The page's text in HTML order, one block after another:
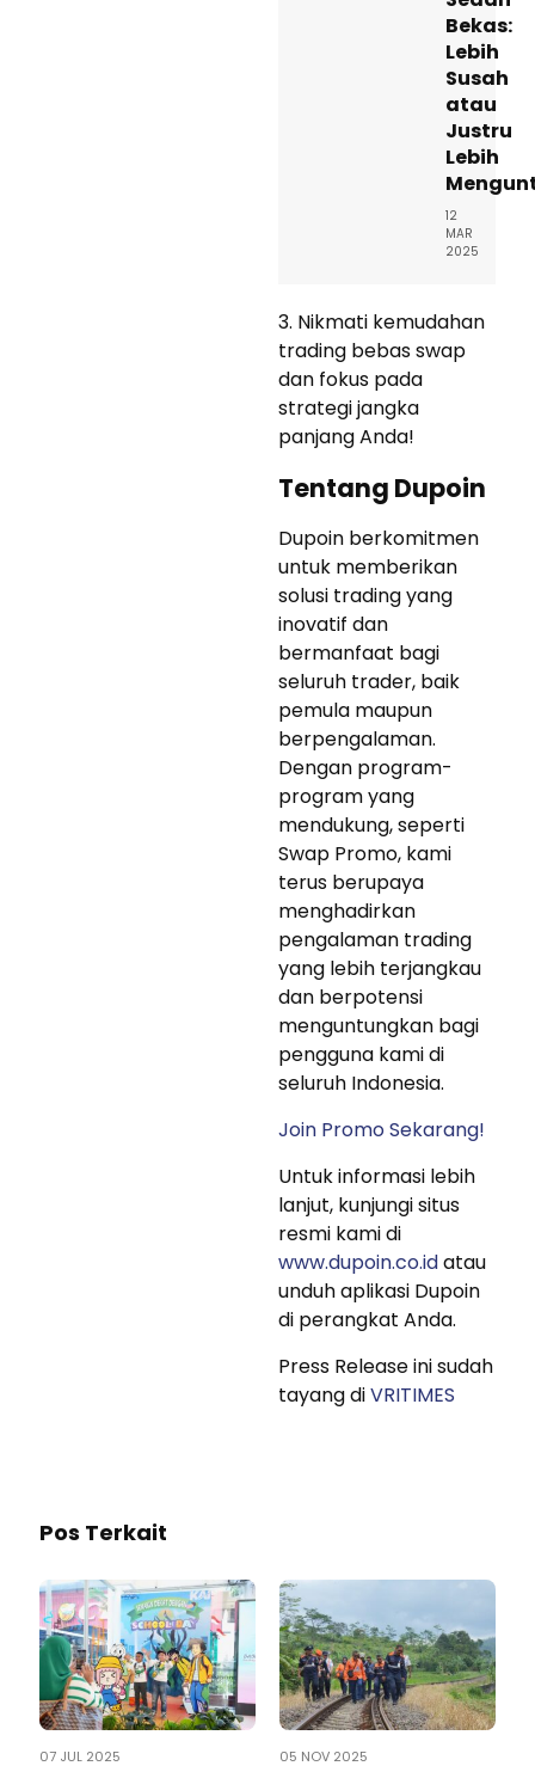
Bekas:
Lebih
Susah
atau
Justru
Lebih
12
MAR
2025
3. Nikmati kemudahan
trading bebas swap
dan fokus pada
strategi jangka
panjang Anda!
Tentang Dupoin
Dupoin berkomitmen
untuk memberikan
solusi trading yang
inovatif dan
bermanfaat bagi
seluruh trader, baik
pemula maupun
berpengalaman.
Dengan program-
program yang
mendukung, seperti
Swap Promo, kami
terus berupaya
menghadirkan
pengalaman trading
yang lebih terjangkau
dan berpotensi
menguntungkan bagi
pengguna kami di
seluruh Indonesia.
Join Promo Sekarang!
Untuk informasi lebih
lanjut, kunjungi situs
resmi kami di
www.dupoin.co.idatau
unduh aplikasi Dupoin
di perangkat Anda.
Press Release ini sudah
tayang diVRITIMES
Pos Terkait
07 JUL 2025 05 NOV 2025